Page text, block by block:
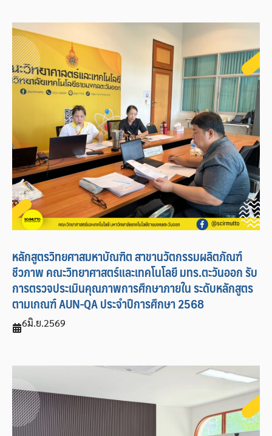
หลักสูตรวิทยศาสมหาบัณฑิต สาขานวัตกรรมผลิตภัณฑ์
ชีวภาพ คณะวิทยาศาสตร์และเทคโนโลยี มทร.ตะวันออก รับ
การตรวจประเมินคุณภาพการศึกษาภายใน ระดับหลักสูตร
ตามเกณฑ์ AUN-QA ประจำปีการศึกษา 2568
6มิ.ย.2569